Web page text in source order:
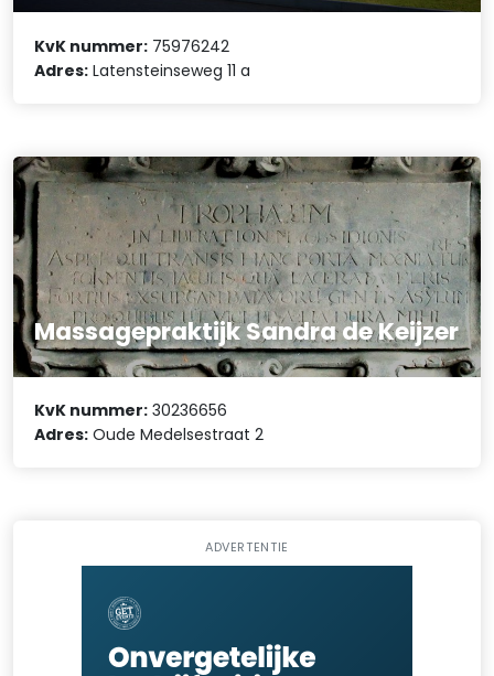
KvK nummer: 75976242
Adres: Latensteinseweg 11 a
Massagepraktijk Sandra de Keijzer
KvK nummer: 30236656
Adres: Oude Medelsestraat 2
ADVERTENTIE